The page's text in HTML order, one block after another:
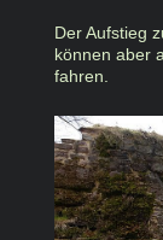
Der Aufstieg
können aber
fahren.